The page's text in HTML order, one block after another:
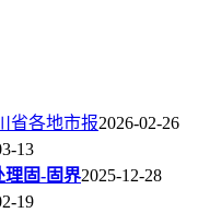
省各地市报2026-02-26
13
理固-固界2025-12-28
19